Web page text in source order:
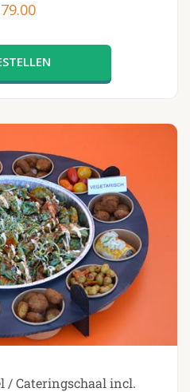
79.00
/ Cateringschaal incl.